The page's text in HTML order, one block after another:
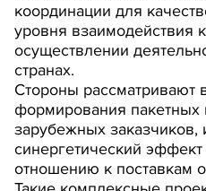
координации для
уровня взаимодействия
осуществлении
странах.
Стороны рассматривают
формирования
зарубежных
синергетический
отношению к поставкам